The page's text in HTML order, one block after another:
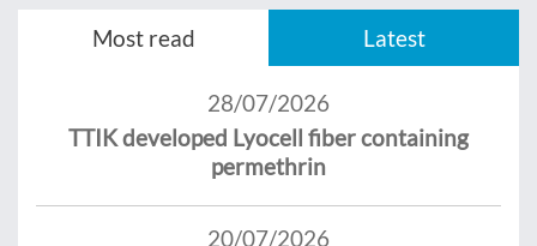
Most read Latest
28/07/2026
TTIK developed Lyocell fiber containing
permethrin
20/07/2026